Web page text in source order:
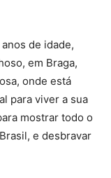
de idade,
em Braga,
onde está
para viver a sua
mostrar todo o
e desbravar